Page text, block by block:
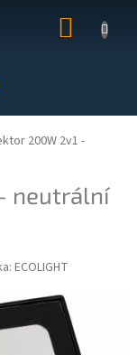
KOŠÍK
200W 2v1 -
neutrální
ECOLIGHT